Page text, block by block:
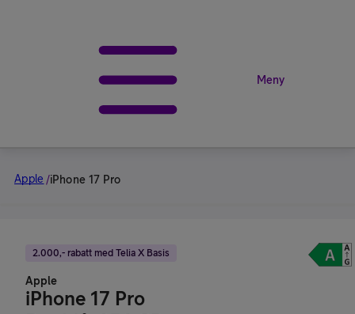
Meny
Apple /iPhone 17 Pro
2.000,- rabatt med Telia X Basis
Apple
iPhone 17 Pro